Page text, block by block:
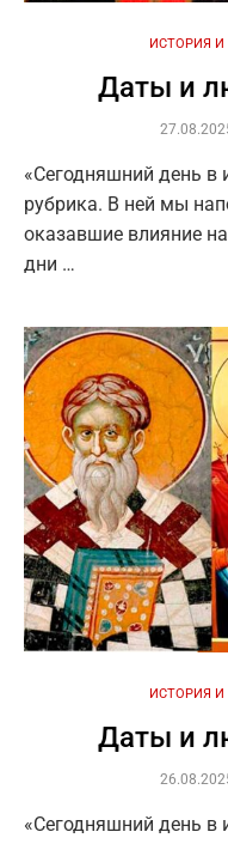
ИСТОРИЯ И
Даты и
«Сегодняшний день в
рубрика. В ней мы
оказавшие влияние
дни …
ИСТОРИЯ И
Даты и
«Сегодняшний день в